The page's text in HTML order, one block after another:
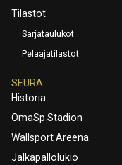
Tilastot
Sarjataulukot
Pelaajatilastot
SEURA
Historia
OmaSp Stadion
Wallsport Areena
Jalkapallolukio